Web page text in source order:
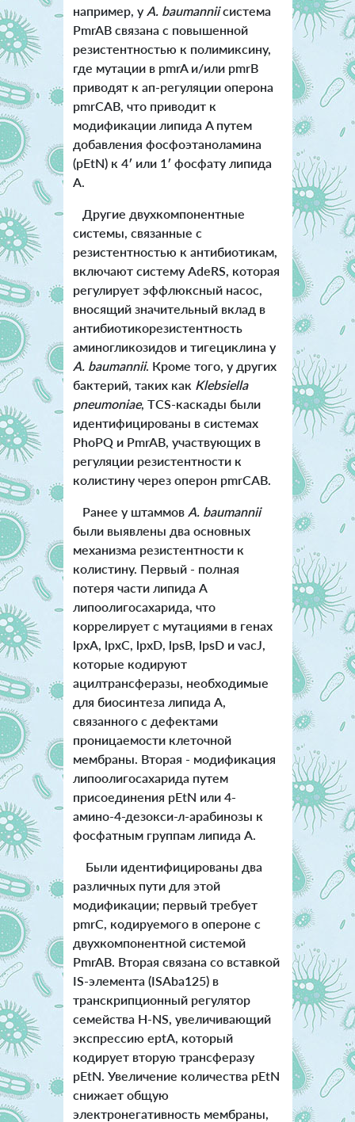
например, у A. baumanniiсистема
PmrAB связана с повышенной
резистентностью к полимиксину,
где мутации в pmrA и/или pmrB
приводят к ап-регуляции оперона
pmrCAB, что приводит к
модификации липида A путем
добавления фосфоэтаноламина
(pEtN) к 4′ или 1′ фосфату липида
A.
Другие двухкомпонентные
системы, связанные с
резистентностью к антибиотикам,
включают систему AdeRS, которая
регулирует эффлюксный насос,
вносящий значительный вклад в
антибиотикорезистентность
аминогликозидов и тигециклина у
A. baumannii. Кроме того, у других
бактерий, таких как Klebsiella
pneumoniae, TCS-каскады были
идентифицированы в системах
PhoPQ и PmrAB, участвующих в
регуляции резистентности к
колистину через оперон pmrCAB.
Ранее у штаммов A. baumannii
были выявлены два основных
механизма резистентности к
колистину. Первый - полная
потеря части липида А
липоолигосахарида, что
коррелирует с мутациями в генах
lpxA, lpxC, lpxD, lpsB, lpsD и vacJ,
которые кодируют
ацилтрансферазы, необходимые
для биосинтеза липида А,
связанного с дефектами
проницаемости клеточной
мембраны. Вторая - модификация
липоолигосахарида путем
присоединения pEtN или 4-
амино-4-дезокси-л-арабинозы к
фосфатным группам липида А.
Были идентифицированы два
различных пути для этой
модификации; первый требует
pmrC, кодируемого в опероне с
двухкомпонентной системой
PmrAB. Вторая связана со вставкой
IS-элемента (ISAba125) в
транскрипционный регулятор
семейства H-NS, увеличивающий
экспрессию eptA, который
кодирует вторую трансферазу
pEtN. Увеличение количества pEtN
снижает общую
электронегативность мембраны,